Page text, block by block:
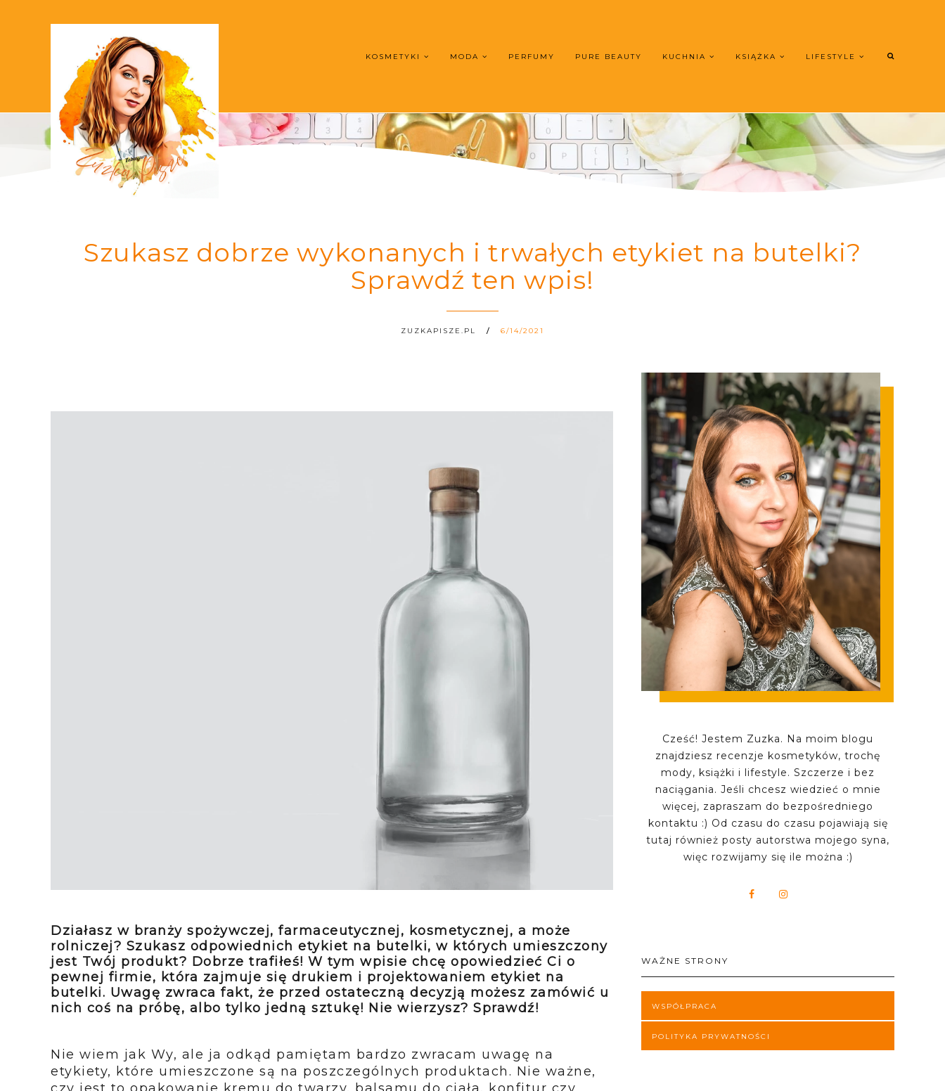
KOSMETYKI MODA PERFUMY PURE BEAUTY KUCHNIA KSIĄŻKA LIFESTYLE
Szukasz dobrze wykonanych i trwałych etykiet na butelki?
Sprawdź ten wpis!
ZUZKAPISZE.PL 6/14/2021
Działasz w branży spożywczej, farmaceutycznej, kosmetycznej, a może
rolniczej? Szukasz odpowiednich etykiet na butelki, w których umieszczony
jest Twój produkt? Dobrze trafiłeś! W tym wpisie chcę opowiedzieć Ci o
pewnej firmie, która zajmuje się drukiem i projektowaniem etykiet na
butelki. Uwagę zwraca fakt, że przed ostateczną decyzją możesz zamówić u
nich coś na próbę, albo tylko jedną sztukę! Nie wierzysz? Sprawdź!
Nie wiem jak Wy, ale ja odkąd pamiętam bardzo zwracam uwagę na
etykiety, które umieszczone są na poszczególnych produktach. Nie ważne,
Cześć! Jestem Zuzka. Na moim blogu
znajdziesz recenzje kosmetyków, trochę
mody, książki i lifestyle. Szczerze i bez
naciągania. Jeśli chcesz wiedzieć o mnie
więcej, zapraszam do bezpośredniego
kontaktu :) Od czasu do czasu pojawiają się
tutaj również posty autorstwa mojego syna,
więc rozwijamy się ile można :)
WAŻNE STRONY
WSPÓŁPRACA
POLITYKA PRYWATNOŚCI